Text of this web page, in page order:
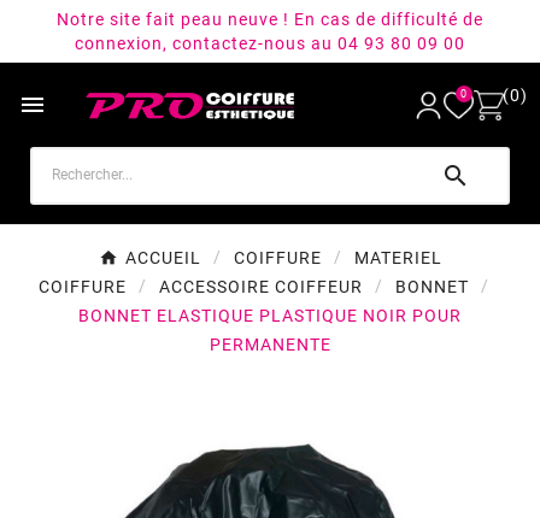
Notre site fait peau neuve ! En cas de difficulté de
connexion, contactez-nous au 04 93 80 09 00
 0 (0)

ACCUEIL COIFFURE
MATERIEL
COIFFURE
ACCESSOIRE COIFFEUR
BONNET
BONNET ELASTIQUE PLASTIQUE NOIR POUR
PERMANENTE